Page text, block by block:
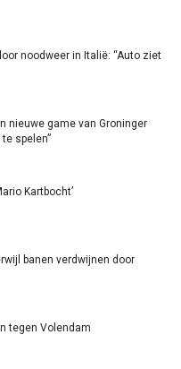
noodweer in Italië: “Auto ziet
nieuwe game van Groninger
spelen”
Kartbocht’
banen verdwijnen door
tegen Volendam